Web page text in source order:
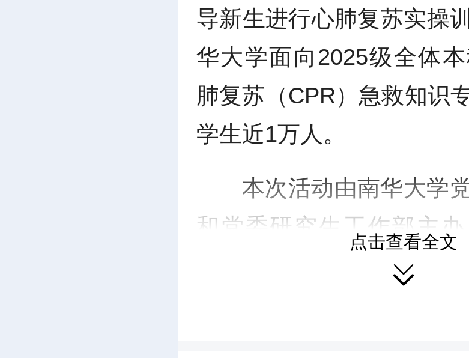
导新生进行心肺复苏实操
华大学面向2025级全体
肺复苏（CPR）急救知识
学生近1万人。
本次活动由南华大学
和党委研究生工作部主
办，获得了湖南省“
点击查看全文
